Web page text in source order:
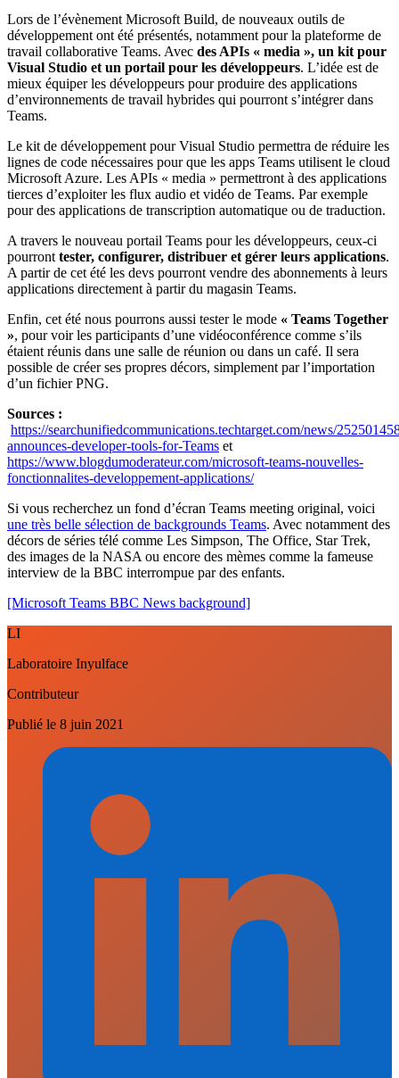
Lors de l’évènement Microsoft Build, de nouveaux outils de
développement ont été présentés, notamment pour la plateforme de
travail collaborative Teams. Avec des APIs « media », un kit pour
Visual Studio et un portail pour les développeurs. L’idée est de
mieux équiper les développeurs pour produire des applications
d’environnements de travail hybrides qui pourront s’intégrer dans
Teams.
Le kit de développement pour Visual Studio permettra de réduire les
lignes de code nécessaires pour que les apps Teams utilisent le cloud
Microsoft Azure. Les APIs « media » permettront à des applications
tierces d’exploiter les flux audio et vidéo de Teams. Par exemple
pour des applications de transcription automatique ou de traduction.
A travers le nouveau portail Teams pour les développeurs, ceux-ci
pourront tester, configurer, distribuer et gérer leurs applications.
A partir de cet été les devs pourront vendre des abonnements à leurs
applications directement à partir du magasin Teams.
Enfin, cet été nous pourrons aussi tester le mode « Teams Together
», pour voir les participants d’une vidéoconférence comme s’ils
étaient réunis dans une salle de réunion ou dans un café. Il sera
possible de créer ses propres décors, simplement par l’importation
d’un fichier PNG.
Sources :
https://searchunifiedcommunications.techtarget.com/news/
announces-developer-tools-for-Teams et
https://www.blogdumoderateur.com/microsoft-teams-nouvelles-
fonctionnalites-developpement-applications/
Si vous recherchez un fond d’écran Teams meeting original, voici
une très belle sélection de backgrounds Teams. Avec notamment des
décors de séries télé comme Les Simpson, The Office, Star Trek,
des images de la NASA ou encore des mèmes comme la fameuse
interview de la BBC interrompue par des enfants.
[Microsoft Teams BBC News background]
LI
Laboratoire Inyulface
Contributeur
Publié le 8 juin 2021